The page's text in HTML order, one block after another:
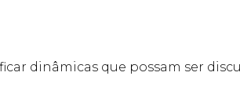
dinâmicas que possam ser